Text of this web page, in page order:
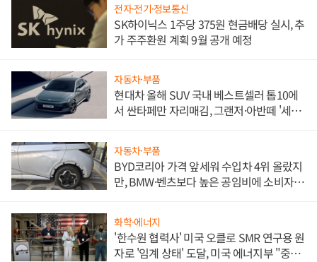
전자·전기·정보통신
SK하이닉스 1주당 375원 현금배당 실시, 추
가 주주환원 계획 9월 공개 예정
자동차·부품
현대차 올해 SUV 국내 베스트셀러 톱10에
서 싼타페만 자리매김, 그랜저·아반떼 '세단
자동차·부품
BYD코리아 가격 앞세워 수입차 4위 올랐지
만, BMW·벤츠보다 높은 공임비에 소비자
화학·에너지
'한수원 협력사' 미국 오클로 SMR 연구용 원
자로 '임계 상태' 도달, 미국 에너지부 "중요